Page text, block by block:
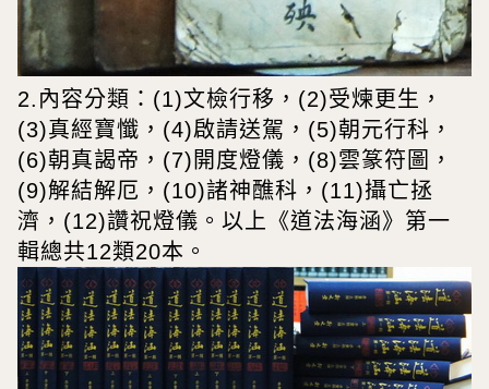
2.內容分類：(1)文檢行移，(2)受煉更生，
(3)真經寶懺，(4)啟請送駕，(5)朝元行科，
(6)朝真謁帝，(7)開度燈儀，(8)雲篆符圖，
(9)解結解厄，(10)諸神醮科，(11)攝亡拯
濟，(12)讚祝燈儀。以上《道法海涵》第一
輯總共12類20本。